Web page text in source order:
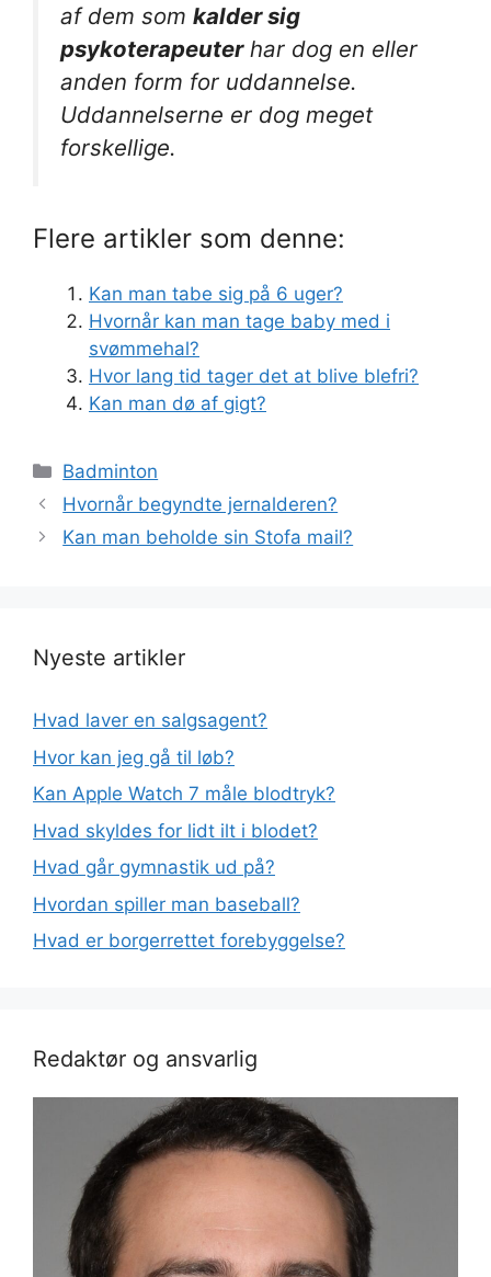
af dem som kalder sig
psykoterapeuterhar dog en eller
anden form for uddannelse.
Uddannelserne er dog meget
forskellige.
Flere artikler som denne:
Kan man tabe sig på 6 uger?
Hvornår kan man tage baby med i
svømmehal?
Hvor lang tid tager det at blive blefri?
Kan man dø af gigt?
Kategorier
Badminton
Hvornår begyndte jernalderen?
Kan man beholde sin Stofa mail?
Nyeste artikler
Hvad laver en salgsagent?
Hvor kan jeg gå til løb?
Kan Apple Watch 7 måle blodtryk?
Hvad skyldes for lidt ilt i blodet?
Hvad går gymnastik ud på?
Hvordan spiller man baseball?
Hvad er borgerrettet forebyggelse?
Redaktør og ansvarlig